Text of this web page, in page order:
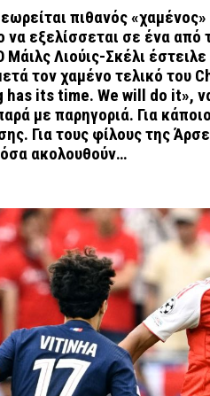
πιθανός
να εξελίσσεται σε ένα από
Μάιλς Λιούις-Σκέλι
τον χαμένο τελικό του
its time. We will do it»,
με παρηγοριά. Για
Για τους φίλους της
ακολουθούν…